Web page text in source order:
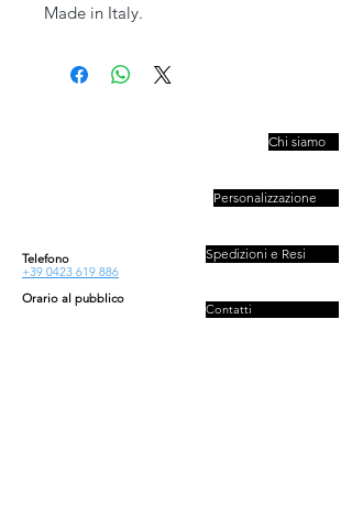
Made in Italy.
Telefono
+39 0423 619 886
Orario al pubblico
Chi siamo
Personalizzazione
Spedizioni e Resi
Contatti